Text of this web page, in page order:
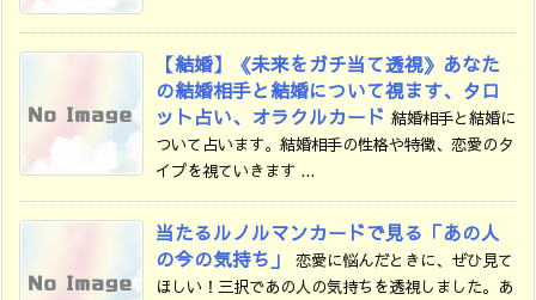
【結婚】《未来をガチ当て透視》あなた
の結婚相手と結婚について視ます、タロ
ット占い、オラクルカード 結婚相手と結婚に
ついて占います。結婚相手の性格や特徴、恋愛のタ
イプを視ていきます ...
当たるルノルマンカードで見る「あの人
の今の気持ち」
恋愛に悩んだときに、ぜひ見て
ほしい！三択であの人の気持ちを透視しました。あ